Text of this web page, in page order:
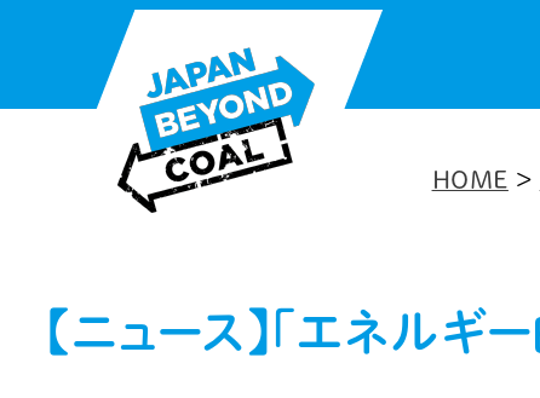
HOME >
【ニュース】「エネル